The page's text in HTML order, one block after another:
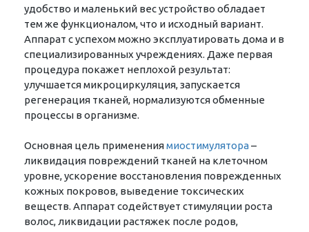
удобство и маленький вес устройство обладает
тем же функционалом, что и исходный вариант.
Аппарат с успехом можно эксплуатировать дома и в
специализированных учреждениях. Даже первая
процедура покажет неплохой результат:
улучшается микроциркуляция, запускается
регенерация тканей, нормализуются обменные
процессы в организме.
Основная цель применениямиостимулятора–
ликвидация повреждений тканей на клеточном
уровне, ускорение восстановления поврежденных
кожных покровов, выведение токсических
веществ. Аппарат содействует стимуляции роста
волос, ликвидации растяжек после родов,